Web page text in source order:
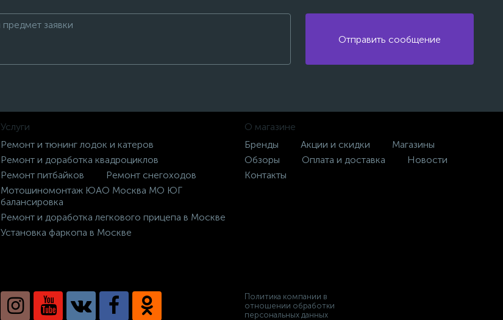
Отправить сообщение
Услуги
Ремонт и тюнинг лодок и катеров
Ремонт и доработка квадроциклов
Ремонт питбайков
Ремонт снегоходов
Мотошиномонтаж ЮАО Москва МО ЮГ
балансировка
Ремонт и доработка легкового прицепа в Москве
Установка фаркопа в Москве
О магазине
Бренды
Акции и скидки
Магазины
Обзоры
Оплата и доставка
Новости
Контакты
Политика компании в
отношении обработки
персональных данных